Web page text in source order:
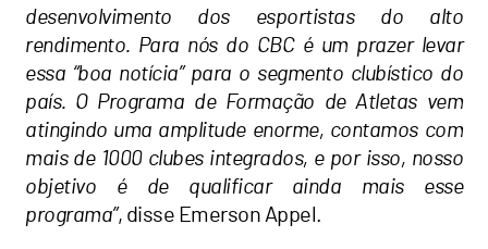
desenvolvimento dos esportistas do alto
rendimento. Para nós do CBC é um prazer levar
essa “boa notícia” para o segmento clubístico do
país. O Programa de Formação de Atletas vem
atingindo uma amplitude enorme, contamos com
mais de 1000 clubes integrados, e por isso, nosso
objetivo é de qualificar ainda mais esse
programa”, disse Emerson Appel.